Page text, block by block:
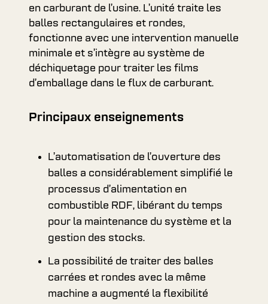
en carburant de l’usine. L’unité traite les
balles rectangulaires et rondes,
fonctionne avec une intervention manuelle
minimale et s’intègre au système de
déchiquetage pour traiter les films
d’emballage dans le flux de carburant.
Principaux enseignements
L’automatisation de l’ouverture des
balles a considérablement simplifié le
processus d’alimentation en
combustible RDF, libérant du temps
pour la maintenance du système et la
gestion des stocks.
La possibilité de traiter des balles
carrées et rondes avec la même
machine a augmenté la flexibilité